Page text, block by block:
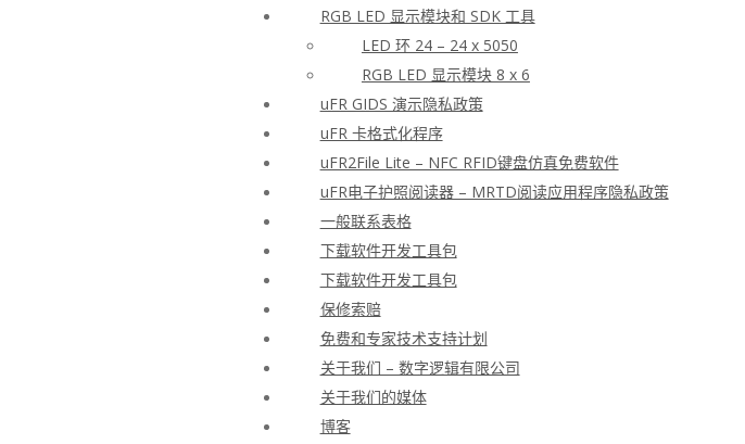
RGB LED 显示模块和 SDK 工具
LED 环 24 – 24 x 5050
RGB LED 显示模块 8 x 6
uFR GIDS 演示隐私政策
uFR 卡格式化程序
uFR2File Lite – NFC RFID键盘仿真免费软件
uFR电子护照阅读器 – MRTD阅读应用程序隐私政策
一般联系表格
下载软件开发工具包
下载软件开发工具包
保修索赔
免费和专家技术支持计划
关于我们 – 数字逻辑有限公司
关于我们的媒体
博客